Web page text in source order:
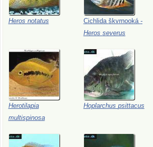
Heros notatus Cichlida škvrnooká -
Heros severus
Herotilapia
multispinosa
Hoplarchus psittacus